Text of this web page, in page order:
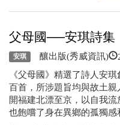
父母國──安琪詩集
安琪 釀出版(秀威資訊)
《父母國》精選了詩人安
百首，所涉題旨均與故土
開福建北漂至京，以自我
也飽嚐了身在異鄉的孤獨感